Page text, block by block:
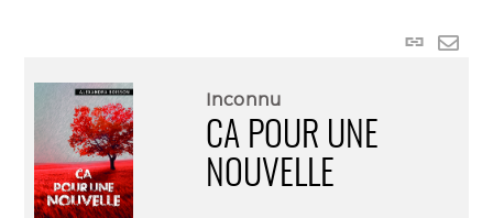
Lien
Inconnu
CA POUR UNE
NOUVELLE